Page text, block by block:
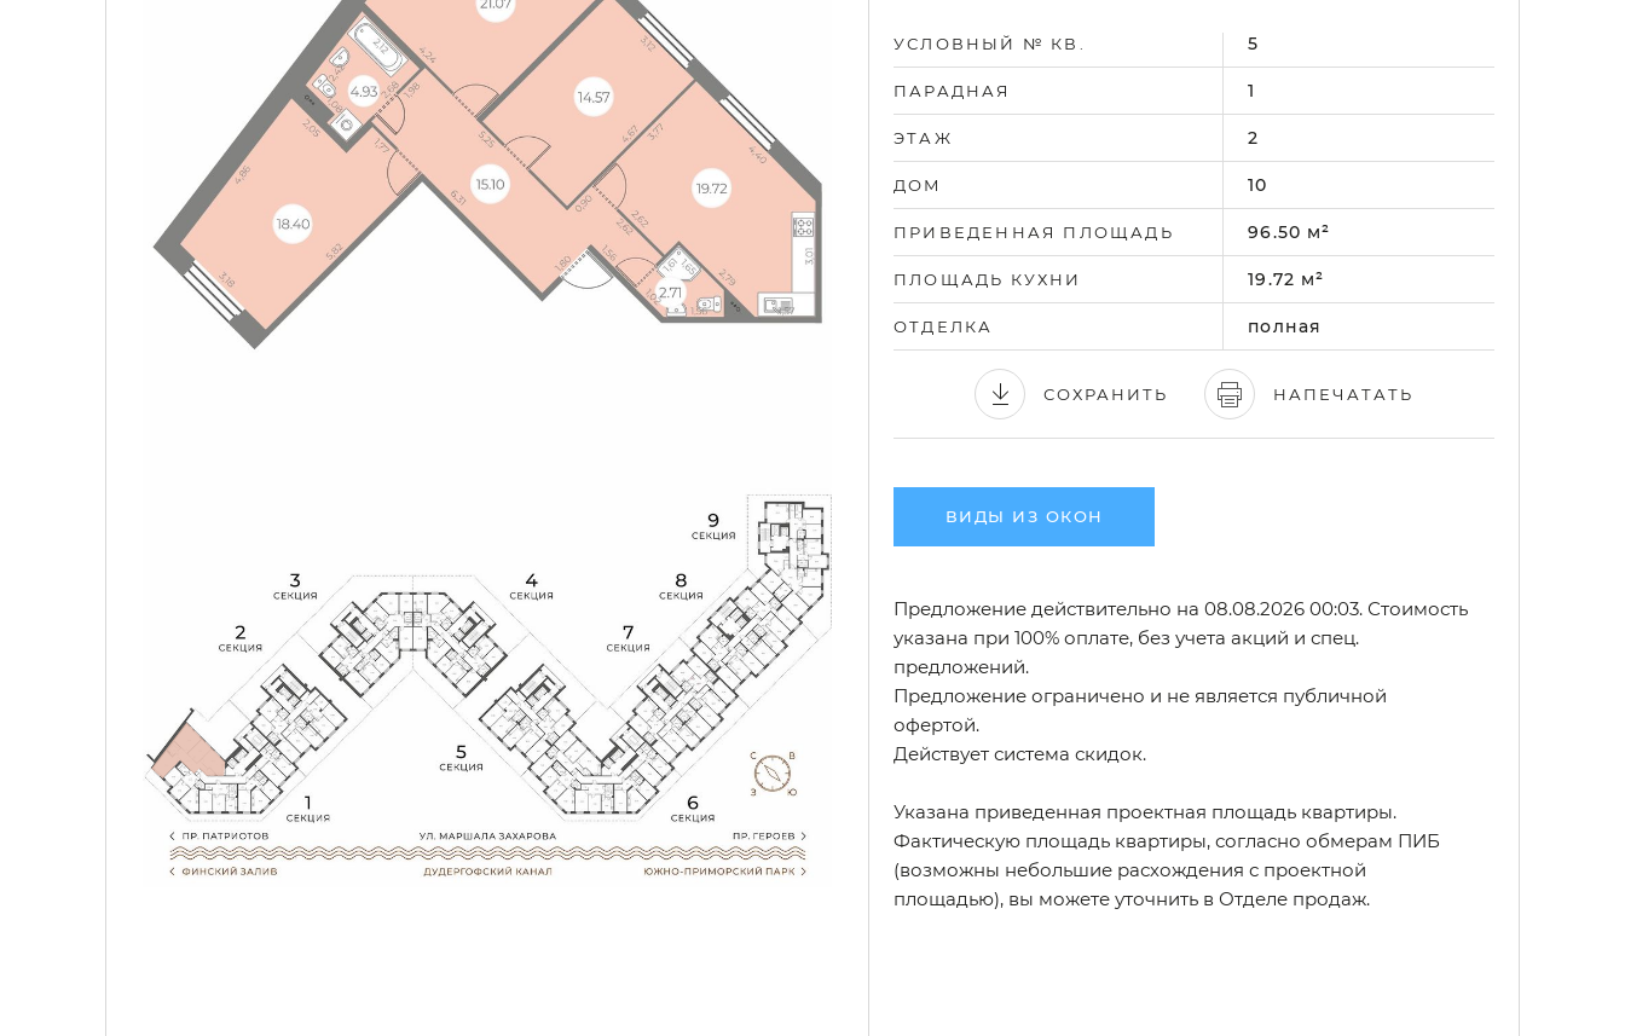
УСЛОВНЫЙ № КВ. 5
ПАРАДНАЯ 1
ЭТАЖ 2
ДОМ 10
ПРИВЕДЕННАЯ ПЛОЩАДЬ 96.50 м²
ПЛОЩАДЬ КУХНИ 19.72 м²
ОТДЕЛКА полная
СОХРАНИТЬ НАПЕЧАТАТЬ
ВИДЫ ИЗ ОКОН
Предложение действительно на 08.08.2026 00:03. Стоимость
указана при 100% оплате, без учета акций и спец.
предложений.
Предложение ограничено и не является публичной
офертой.
Действует система скидок.
Указана приведенная проектная площадь квартиры.
Фактическую площадь квартиры, согласно обмерам ПИБ
(возможны небольшие расхождения с проектной
площадью), вы можете уточнить в Отделе продаж.